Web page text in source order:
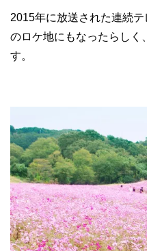
2015年に放送された連続テ
のロケ地にもなったらしく
す。